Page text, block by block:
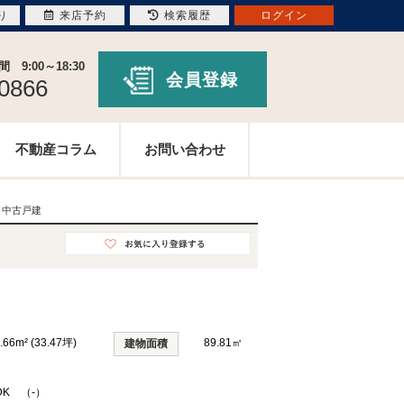
9:00～18:30
会員登録
不動産コラム お問い合わせ
古戸建
(33.47坪) 建物面積 89.81㎡
（-）
来店予約 検索履歴 ログイン